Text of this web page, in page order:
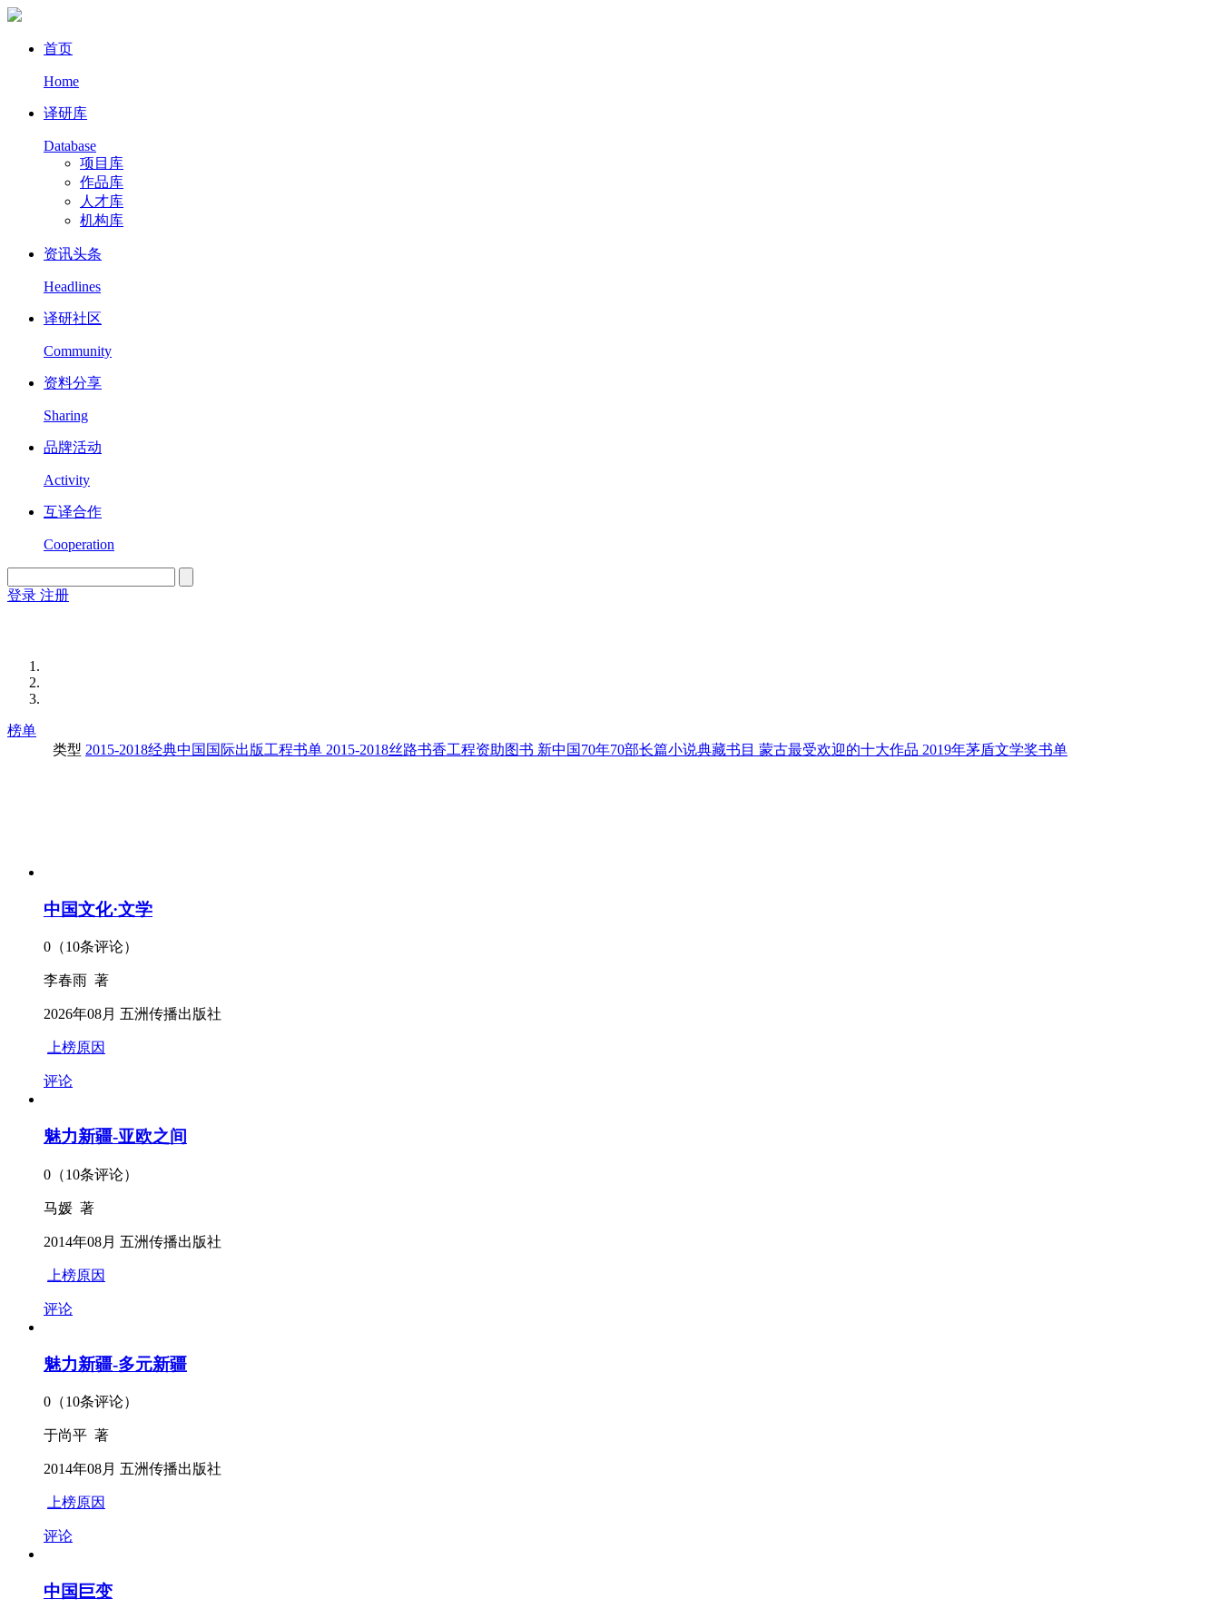
首页
Home
译研库
Database
项目库
作品库
人才库
机构库
资讯头条
Headlines
译研社区
Community
资料分享
Sharing
品牌活动
Activity
互译合作
Cooperation
登录 注册
榜单
类型 2015-2018经典中国国际出版工程书单 2015-2018丝路书香工程资助图书 新中国70年70部长篇小说典藏书目 蒙古最受欢迎的十大作品 2019年茅盾文学奖书单
中国文化·文学
0（10条评论）
李春雨 著
2026年08月 五洲传播出版社
上榜原因
评论
魅力新疆-亚欧之间
0（10条评论）
马媛 著
2014年08月 五洲传播出版社
上榜原因
评论
魅力新疆-多元新疆
0（10条评论）
于尚平 著
2014年08月 五洲传播出版社
上榜原因
评论
中国巨变